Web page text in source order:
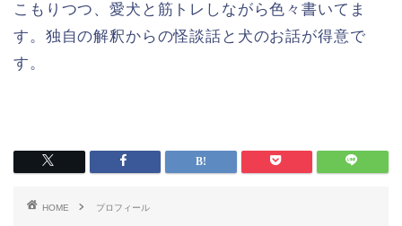
こもりつつ、愛犬と筋トレしながら色々書いてま
す。独自の解釈からの怪談話と犬のお話が得意で
す。
HOME プロフィール